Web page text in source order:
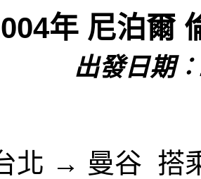
年 尼泊爾
出發日期︰
北 → 曼谷 搭